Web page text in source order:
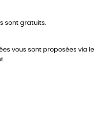
sont gratuits.
vous sont proposées via le